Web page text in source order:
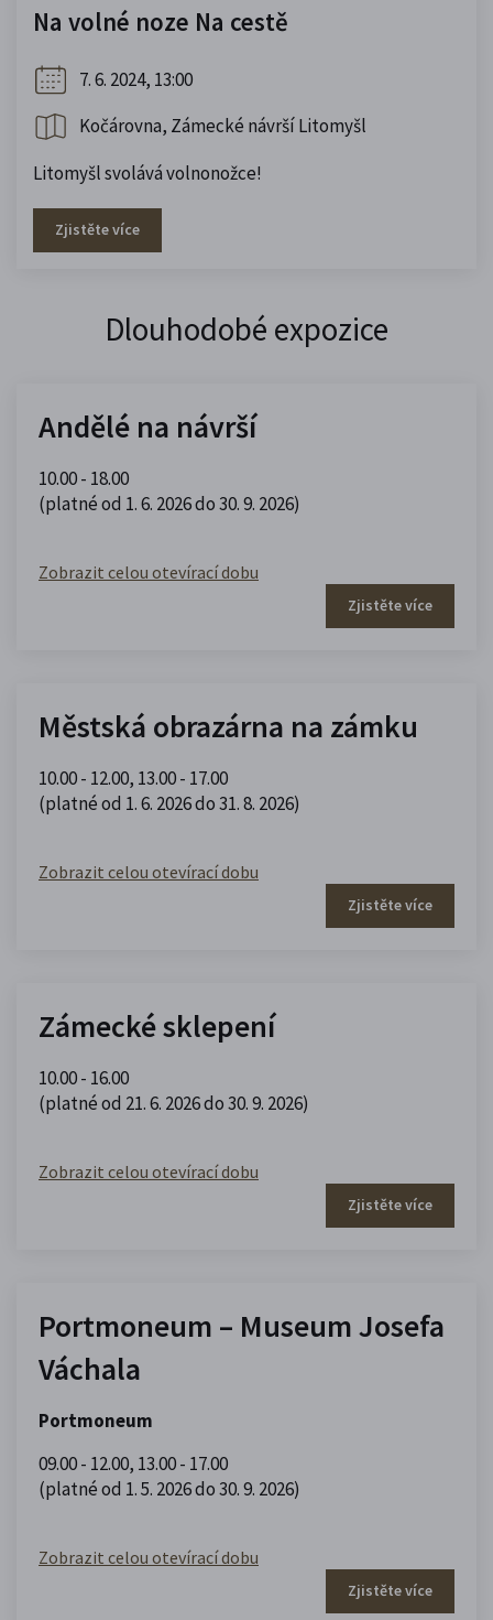
Na volné noze Na cestě
7. 6. 2024, 13:00
Kočárovna, Zámecké návrší Litomyšl
Litomyšl svolává volnonožce!
Zjistěte více
Dlouhodobé expozice
Andělé na návrší
10.00 - 18.00
(platné od 1. 6. 2026 do 30. 9. 2026)
Zobrazit celou otevírací dobu
Zjistěte více
Městská obrazárna na zámku
10.00 - 12.00, 13.00 - 17.00
(platné od 1. 6. 2026 do 31. 8. 2026)
Zobrazit celou otevírací dobu
Zjistěte více
Zámecké sklepení
10.00 - 16.00
(platné od 21. 6. 2026 do 30. 9. 2026)
Zobrazit celou otevírací dobu
Zjistěte více
Portmoneum – Museum Josefa
Váchala
Portmoneum
09.00 - 12.00, 13.00 - 17.00
(platné od 1. 5. 2026 do 30. 9. 2026)
Zobrazit celou otevírací dobu
Zjistěte více